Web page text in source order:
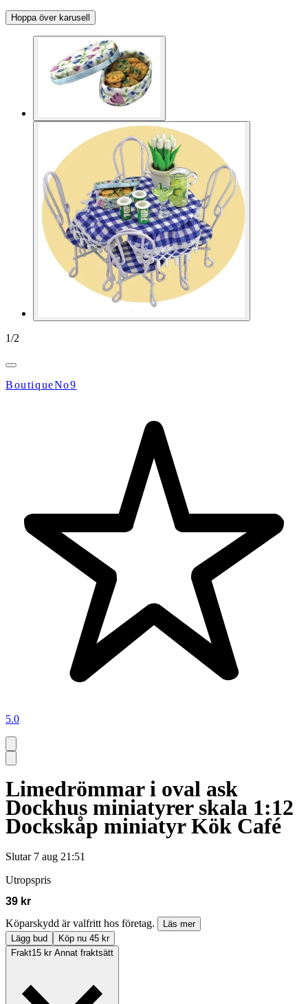
Hoppa över karusell
1/2
BoutiqueNo9
5.0
Limedrömmar i oval ask
Dockhus miniatyrer skala 1:12
Dockskåp miniatyr Kök Café
Slutar 7 aug 21:51
Utropspris
39 kr
Köparskydd är valfritt hos företag.
Läs mer
Lägg bud
Köp nu 45 kr
Frakt15 kr Annat fraktsätt